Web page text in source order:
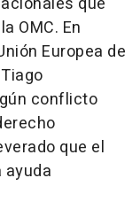
OMC. En
Europea de
conflicto
que el